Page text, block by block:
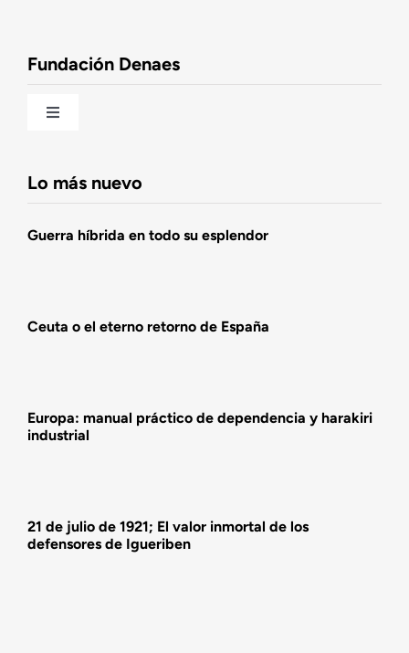
Fundación Denaes
Toggle
Lo más nuevo
Guerra híbrida en todo su esplendor
Ceuta o el eterno retorno de España
Europa: manual práctico de dependencia y harakiri
industrial
21 de julio de 1921; El valor inmortal de los
defensores de Igueriben